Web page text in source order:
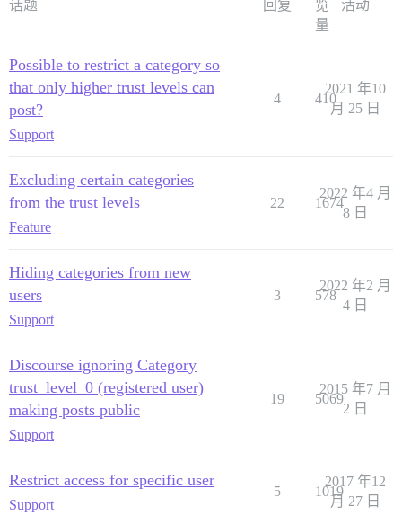
话题 回复
览
量
活动
Possible to restrict a category so
that only higher trust levels can
post?
Support
4 410
2021 年10
月 25 日
Excluding certain categories
from the trust levels
Feature
22 1674
2022 年4 月
8 日
Hiding categories from new
users
Support
3 578
2022 年2 月
4 日
Discourse ignoring Category
trust_level_0 (registered user)
making posts public
Support
19 5069
2015 年7 月
2 日
Restrict access for specific user
Support
5 1019
2017 年12
月 27 日